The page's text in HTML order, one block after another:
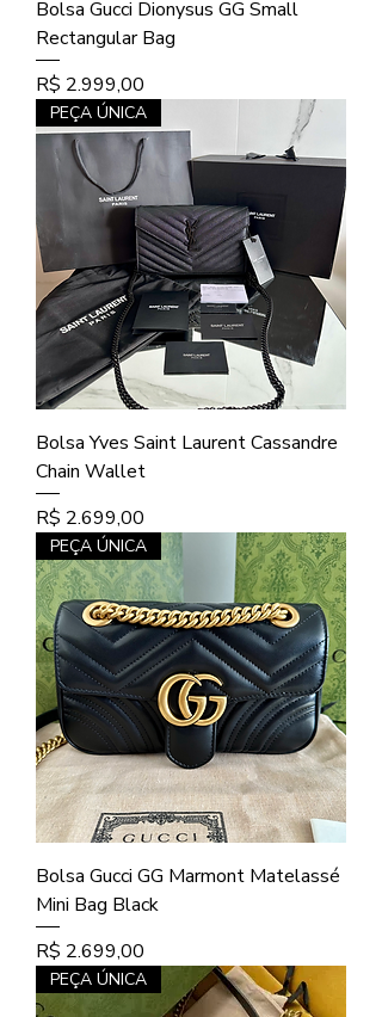
Bolsa Gucci Dionysus GG Small
Rectangular Bag
Preço
R$ 2.999,00
PEÇA ÚNICA
Bolsa Yves Saint Laurent Cassandre
Chain Wallet
Preço
R$ 2.699,00
PEÇA ÚNICA
Bolsa Gucci GG Marmont Matelassé
Mini Bag Black
Preço
R$ 2.699,00
PEÇA ÚNICA